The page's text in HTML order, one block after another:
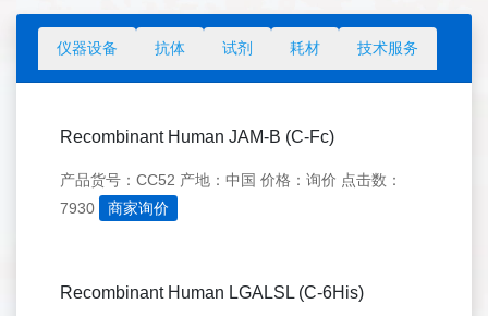
仪器设备 抗体 试剂 耗材 技术服务
Recombinant Human JAM-B (C-Fc)
产品货号：CC52 产地：中国 价格：询价 点击数：
7930
商家询价
Recombinant Human LGALSL (C-6His)